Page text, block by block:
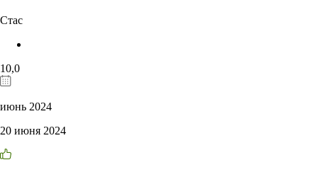
Стас
10,0
июнь 2024
20 июня 2024